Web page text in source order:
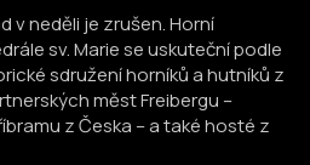
v neděli je zrušen. Horní
sv. Marie se uskuteční podle
sdružení horníků a hutníků z
měst Freibergu –
z Česka – a také hosté z